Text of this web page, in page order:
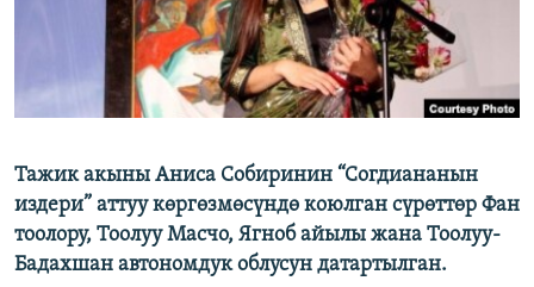
Тажик акыны Аниса Собиринин “Согдиананын
издери” аттуу көргөзмөсүндө коюлган сүрөттөр Фан
тоолору, Тоолуу Масчо, Ягноб айылы жана Тоолуу-
Бадахшан автономдук облусун датартылган.